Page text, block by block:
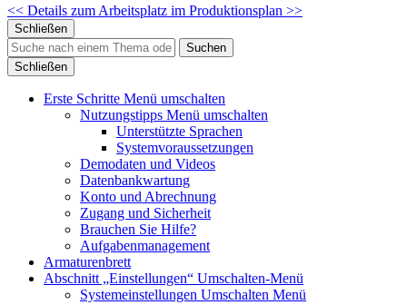
<< Details zum Arbeitsplatz im Produktionsplan >>
Schließen
Suchen
Schließen
Erste Schritte Menü umschalten
Nutzungstipps Menü umschalten
Unterstützte Sprachen
Systemvoraussetzungen
Demodaten und Videos
Datenbankwartung
Konto und Abrechnung
Zugang und Sicherheit
Brauchen Sie Hilfe?
Aufgabenmanagement
Armaturenbrett
Abschnitt „Einstellungen“ Umschalten-Menü
Systemeinstellungen Umschalten Menü